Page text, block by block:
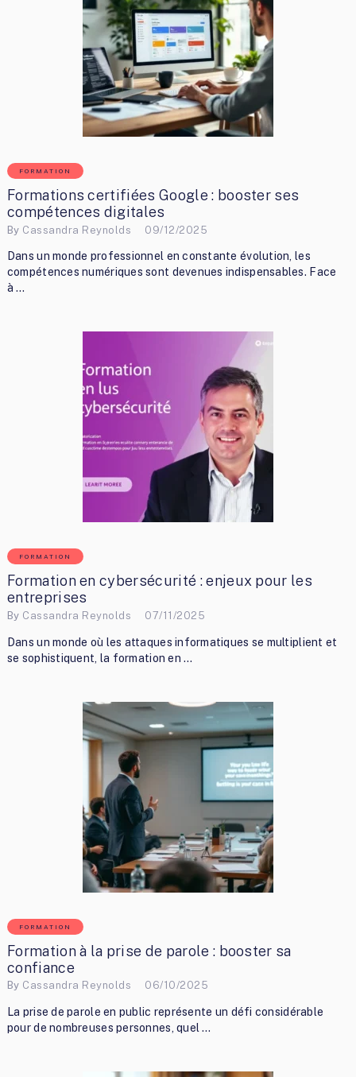
FORMATION
Formations certifiées Google : booster ses
compétences digitales
By Cassandra Reynolds 09/12/2025
Dans un monde professionnel en constante évolution, les
compétences numériques sont devenues indispensables. Face
à …
FORMATION
Formation en cybersécurité : enjeux pour les
entreprises
By Cassandra Reynolds 07/11/2025
Dans un monde où les attaques informatiques se multiplient et
se sophistiquent, la formation en …
FORMATION
Formation à la prise de parole : booster sa
confiance
By Cassandra Reynolds 06/10/2025
La prise de parole en public représente un défi considérable
pour de nombreuses personnes, quel …